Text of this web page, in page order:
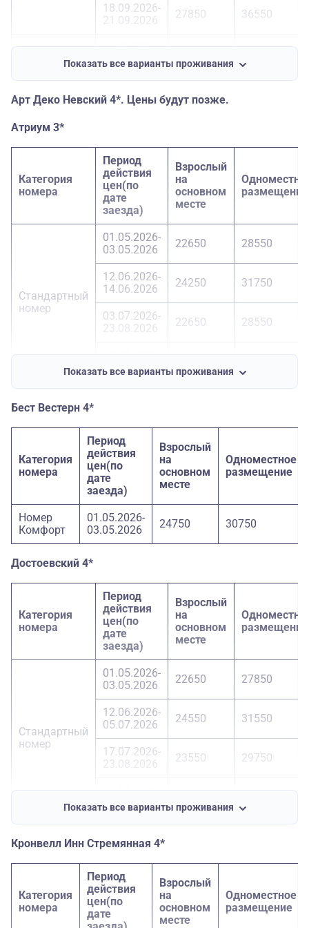
18.09.2026-
21.09.2026
27850 36550
Делюкс
03.05.2026
24.08.2026
Показать все варианты проживания
Арт Деко Невский 4*. Цены будут позже.
Атриум 3*
Категория
номера
Период
действия
цен(по
дате
заезда)
Взрослый
на
основном
месте
размещение
Стандартный
номер
01.05.2026-
03.05.2026
22650 28550
12.06.2026-
14.06.2026
24250 31750
03.07.2026-
23.08.2026
22650 28550
20.09.2026
Показать все варианты проживания
Бест Вестерн 4*
Категория
номера
Период
действия
цен(по
дате
заезда)
Взрослый
на
основном
месте
Одноместное
размещение
Номер
Комфорт
01.05.2026-
03.05.2026
24750 30750
Достоевский 4*
Категория
номера
Период
действия
цен(по
дате
заезда)
Взрослый
на
основном
месте
размещение
Стандартный
номер
01.05.2026-
03.05.2026
22650 27850
12.06.2026-
05.07.2026
24550 31550
17.07.2026-
23.08.2026
23550 29750
20.09.2026
Улучшенный
номер
03.05.2026
05.07.2026
17.07.2026-
23.08.2026
24950 32350
Показать все варианты проживания
Кронвелл Инн Стремянная 4*
Категория
номера
Период
действия
цен(по
дате
Взрослый
на
основном
месте
Одноместное
размещение